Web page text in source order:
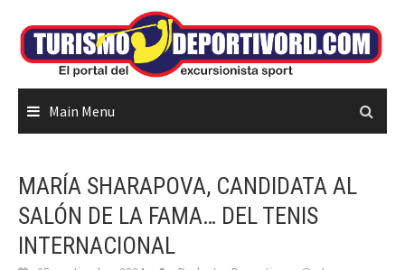
content
Main Menu
MARÍA SHARAPOVA, CANDIDATA AL
SALÓN DE LA FAMA… DEL TENIS
INTERNACIONAL